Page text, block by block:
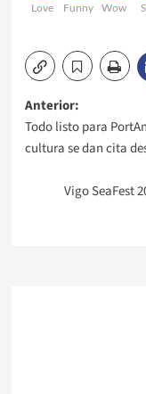
Love
Funny
Wow
de
entradas
Anterior:
Todo listo para
cultura se dan cita
Vigo SeaFest